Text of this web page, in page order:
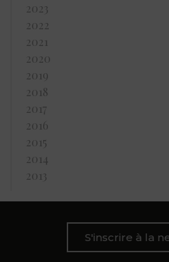
2023
2022
2021
2020
2019
2018
2017
2016
2015
2014
2013
S'inscrire à la